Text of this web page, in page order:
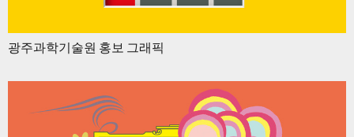
광주과학기술원 홍보 그래픽